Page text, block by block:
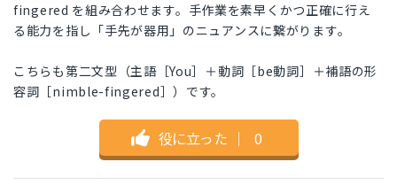
fingered を組み合わせます。手作業を素早くかつ正確に行え
る能力を指し「手先が器用」のニュアンスに繋がります。
こちらも第二文型（主語［You］＋動詞［be動詞］＋補語の形
容詞［nimble-fingered］）です。
役に立った ｜ 0